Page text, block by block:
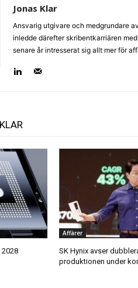
Jonas Klar
Ansvarig utgivare och medgrundare
inledde därefter skribentkarriären
senare år intresserat sig allt mer för
Affärer
SK Hynix avser
produktionen under